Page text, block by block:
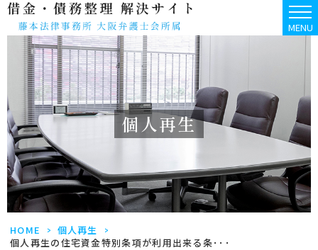
MENU
個人再生
HOME > 個人再生
>
個人再生の住宅資金特別条項が利用出来る条･･･